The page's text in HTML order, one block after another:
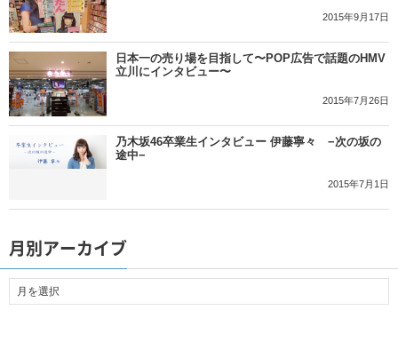
2015年9月17日
日本一の売り場を目指して〜POP広告で話題のHMV
立川にインタビュー〜
2015年7月26日
乃木坂46卒業生インタビュー 伊藤寧々 −次の坂の
途中−
2015年7月1日
月別アーカイブ